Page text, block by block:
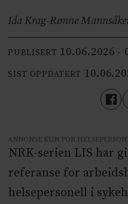
Ida Krag-Rønne
PUBLISERT 10.06.2026 -
SIST OPPDATERT
ANNONSE KUN FOR
NRK-serien LIS har
referanse for
helsepersonell i